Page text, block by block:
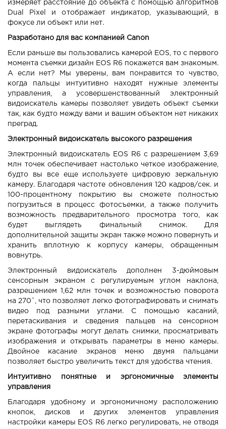
измеряет расстояние до объекта с помощью алгоритмов
Dual Pixel и отображает индикатор, указывающий, в
фокусе ли объект или нет.
Разработано для вас компанией Canon​
Если раньше вы пользовались камерой EOS, то с первого
момента съемки дизайн EOS R6 покажется вам знакомым.
А если нет? Мы уверены, вам понравится то чувство,
когда пальцы интуитивно находят нужные элементы
управления, а усовершенствованный электронный
видоискатель камеры позволяет увидеть объект съемки
так, как будто между вами и вашим объектом нет никаких
преград.
Электронный видоискатель высокого разрешения
Электронный видоискатель EOS R6 с разрешением 3,69
млн точек обеспечивает настолько четкое изображение,
будто вы все еще используете цифровую зеркальную
камеру. Благодаря частоте обновления 120 кадров/сек. и
100-процентному покрытию вы сможете полностью
погрузиться в процесс фотосъемки, а также получить
возможность предварительного просмотра того, как
будет выглядеть финальный снимок. Для
дополнительной защиты экран также можно повернуть и
хранить вплотную к корпусу камеры, обращенным
вовнутрь.
Электронный видоискатель дополнен 3-дюймовым
сенсорным экраном с регулируемым углом наклона,
разрешением 1,62 млн точек и возможностью поворота
на 270˚, что позволяет легко фотографировать и снимать
видео под разными углами. С помощью касаний,
перетаскивания и сведения пальцев на сенсорном
экране фотографы могут делать снимки, просматривать
изображения и открывать параметры в меню камеры.
Двойное касание экранов меню двумя пальцами
позволяет быстро увеличить текст для удобства чтения.
Интуитивно понятные и эргономичные элементы
управления
Благодаря удобному и эргономичному расположению
кнопок, дисков и других элементов управления
настройки камеры EOS R6 легко регулировать, не отводя